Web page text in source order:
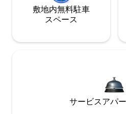
敷地内無料駐⁠車
ス⁠ペ⁠ー⁠ス
サービスアパ